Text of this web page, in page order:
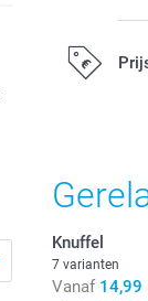
Knuffel
7 varianten
Vanaf 14,99